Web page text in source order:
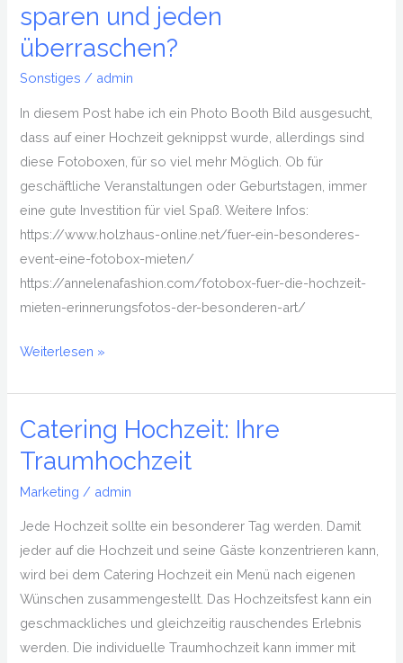
sparen und jeden
überraschen?
Sonstiges / admin
In diesem Post habe ich ein Photo Booth Bild ausgesucht,
dass auf einer Hochzeit geknippst wurde, allerdings sind
diese Fotoboxen, für so viel mehr Möglich. Ob für
geschäftliche Veranstaltungen oder Geburtstagen, immer
eine gute Investition für viel Spaß. Weitere Infos:
https://www.holzhaus-online.net/fuer-ein-besonderes-
event-eine-fotobox-mieten/
https://annelenafashion.com/fotobox-fuer-die-hochzeit-
mieten-erinnerungsfotos-der-besonderen-art/
Warum
nicht
Geld
Weiterlesen »
Catering Hochzeit: Ihre
Traumhochzeit
Marketing / admin
Jede Hochzeit sollte ein besonderer Tag werden. Damit
jeder auf die Hochzeit und seine Gäste konzentrieren kann,
wird bei dem Catering Hochzeit ein Menü nach eigenen
Wünschen zusammengestellt. Das Hochzeitsfest kann ein
geschmackliches und gleichzeitig rauschendes Erlebnis
werden. Die individuelle Traumhochzeit kann immer mit
Catering
Hochzeit:
Ihre
Traumhochzeit